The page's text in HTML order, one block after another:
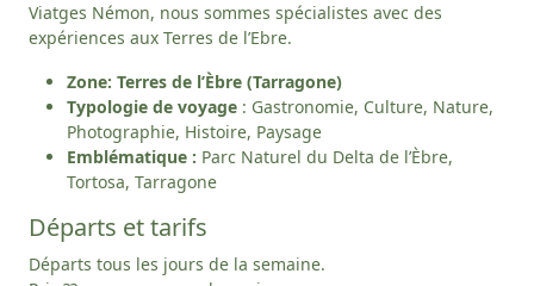
Viatges Némon, nous sommes spécialistes avec des
expériences aux Terres de l’Ebre.
Zone: Terres de l’Èbre (Tarragone)
Typologie de voyage : Gastronomie, Culture, Nature,
Photographie, Histoire, Paysage
Emblématique : Parc Naturel du Delta de l’Èbre,
Tortosa, Tarragone
Départs et tarifs
Départs tous les jours de la semaine.